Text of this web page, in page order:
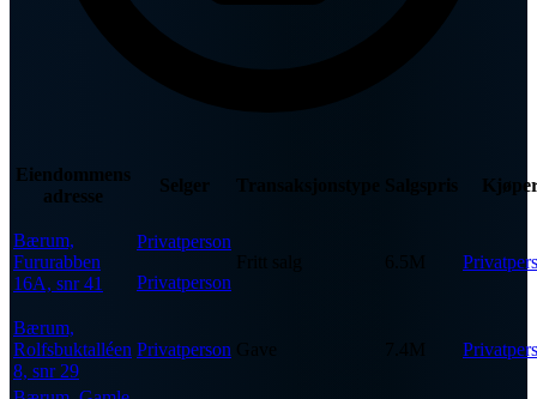
Eiendommens
adresse
Selger Transaksjonstype Salgspris
Bærum,
Fururabben
16A, snr 41
Privatperson
Privatperson
Fritt salg
Bærum,
Rolfsbuktalléen
8, snr 29
Privatperson Gave